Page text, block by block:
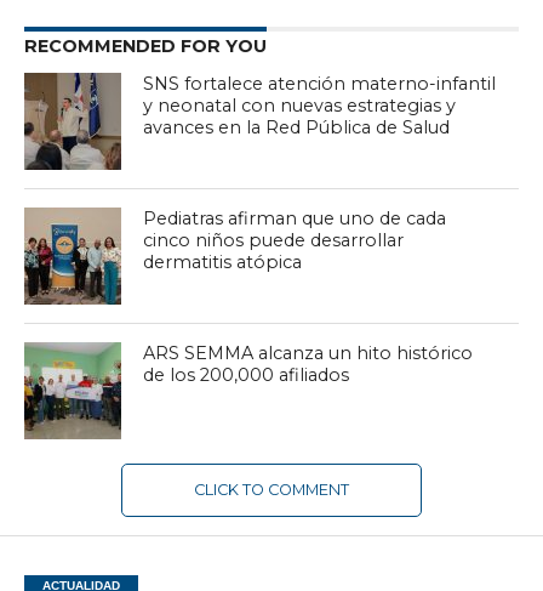
RECOMMENDED FOR YOU
SNS fortalece atención materno-infantil
y neonatal con nuevas estrategias y
avances en la Red Pública de Salud
Pediatras afirman que uno de cada
cinco niños puede desarrollar
dermatitis atópica
ARS SEMMA alcanza un hito histórico
de los 200,000 afiliados
CLICK TO COMMENT
ACTUALIDAD